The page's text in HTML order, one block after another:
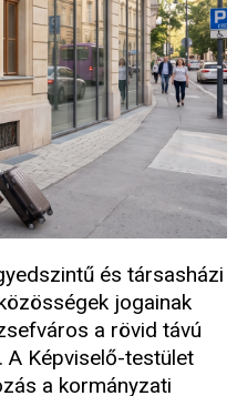
és társasházi
jogainak
a rövid távú
A Képviselő-testület
a kormányzati